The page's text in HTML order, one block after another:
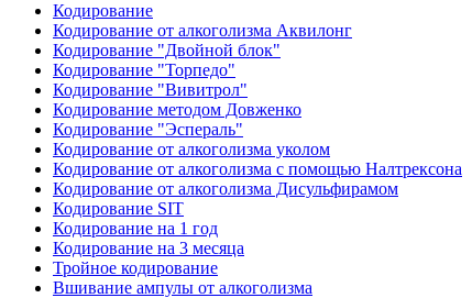
Кодирование
Кодирование от алкоголизма Аквилонг
Кодирование "Двойной блок"
Кодирование "Торпедо"
Кодирование "Вивитрол"
Кодирование методом Довженко
Кодирование "Эспераль"
Кодирование от алкоголизма уколом
Кодирование от алкоголизма с помощью Налтрексона
Кодирование от алкоголизма Дисульфирамом
Кодирование SIT
Кодирование на 1 год
Кодирование на 3 месяца
Тройное кодирование
Вшивание ампулы от алкоголизма